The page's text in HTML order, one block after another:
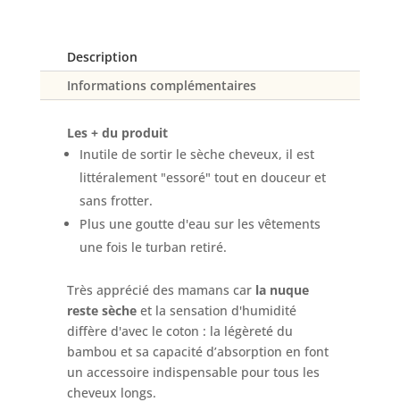
Description
Informations complémentaires
Les + du produit
Inutile de sortir le sèche cheveux, il est
littéralement "essoré" tout en douceur et
sans frotter.
Plus une goutte d'eau sur les vêtements
une fois le turban retiré.
Très apprécié des mamans car la nuque
reste sècheet la sensation d'humidité
diffère d'avec le coton : la légèreté du
bambou et sa capacité d’absorption en font
un accessoire indispensable pour tous les
cheveux longs.